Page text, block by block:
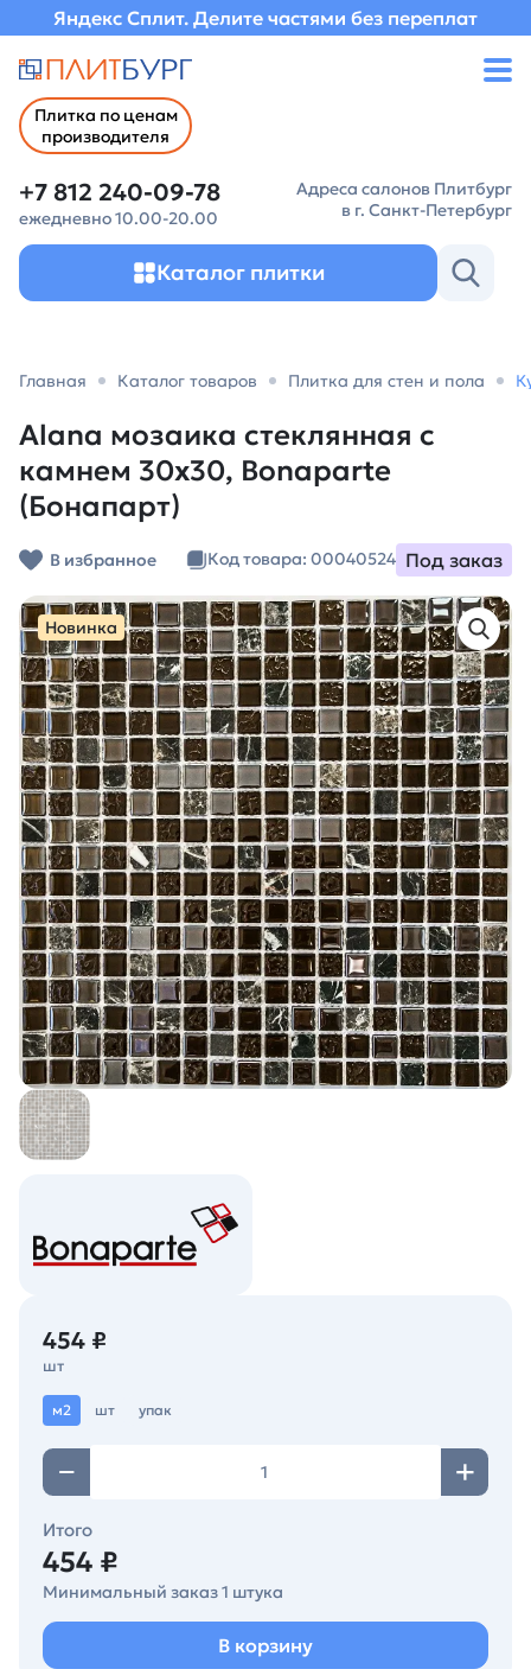
Яндекс Сплит. Делите частями без переплат
Плитка по ценам
производителя
+7 812 240-09-78
ежедневно 10.00-20.00
Адреса салонов Плитбург
в г. Санкт-Петербург
Каталог плитки
Главная Каталог товаров Плитка для стен и пола
Alana мозаика стеклянная с
камнем 30х30, Bonaparte
(Бонапарт)
В избранное Код товара: 00040524 Под заказ
Новинка
454 ₽
шт
м2 шт упак
Итого
454 ₽
Минимальный заказ 1 штука
В корзину